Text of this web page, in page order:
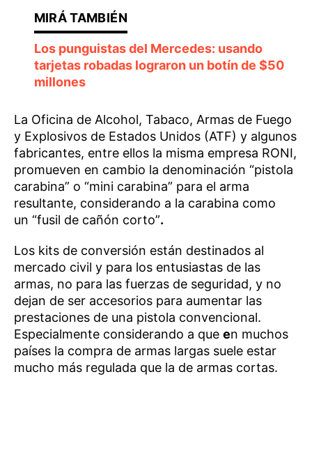
Los punguistas del Mercedes: usando
tarjetas robadas lograron un botín de $50
millones
La Oficina de Alcohol, Tabaco, Armas de Fuego
y Explosivos de Estados Unidos (ATF) y algunos
fabricantes, entre ellos la misma empresa RONI,
promueven en cambio la denominación “pistola
carabina” o “mini carabina” para el arma
resultante, considerando a la carabina como
un “fusil de cañón corto”.
Los kits de conversión están destinados al
mercado civil y para los entusiastas de las
armas, no para las fuerzas de seguridad, y no
dejan de ser accesorios para aumentar las
prestaciones de una pistola convencional.
Especialmente considerando a que en muchos
países la compra de armas largas suele estar
mucho más regulada que la de armas cortas.